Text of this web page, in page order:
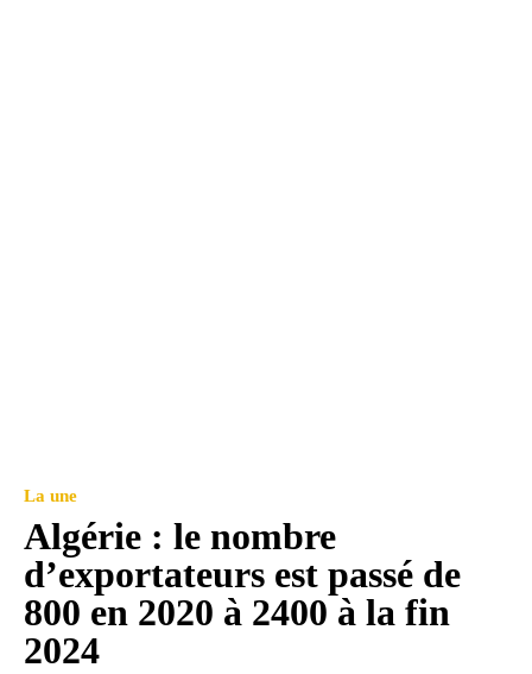
La une
Algérie : le nombre
d’exportateurs est passé de
800 en 2020 à 2400 à la fin
2024